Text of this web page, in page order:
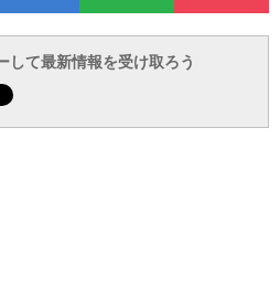
て
ブ
で
ォ
ロ
ー
で
と
で
て最新情報を受け取ろう